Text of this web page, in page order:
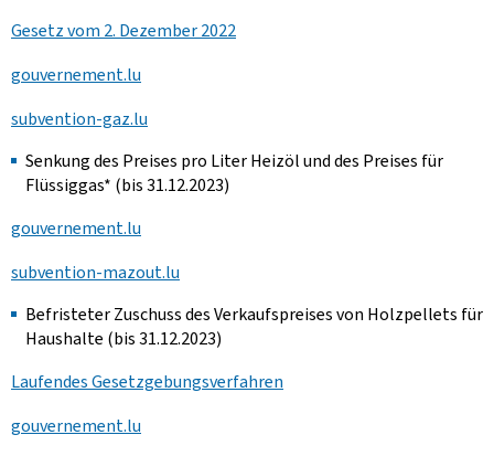
Gesetz vom 2. Dezember 2022
gouvernement.lu
subvention-gaz.lu
Senkung des Preises pro Liter Heizöl und des Preises für
Flüssiggas* (bis 31.12.2023)
gouvernement.lu
subvention-mazout.lu
Befristeter Zuschuss des Verkaufspreises von Holzpellets für
Haushalte (bis 31.12.2023)
Laufendes Gesetzgebungsverfahren
gouvernement.lu